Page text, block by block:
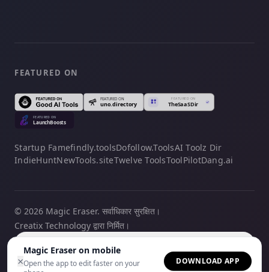
×
Magic Eraser on mobile
Open the app to edit faster on your
DOWNLOAD APP
FEATURED ON
Startup Famefindly.toolsDofollow.ToolsAI Toolz Dir
IndieHuntNewTools.siteTwelve ToolsToolPilotDang.ai
© 2026 Magic Eraser. सर्वाधिकार सुरक्षित।
Creatix Technology द्वारा निर्मित।